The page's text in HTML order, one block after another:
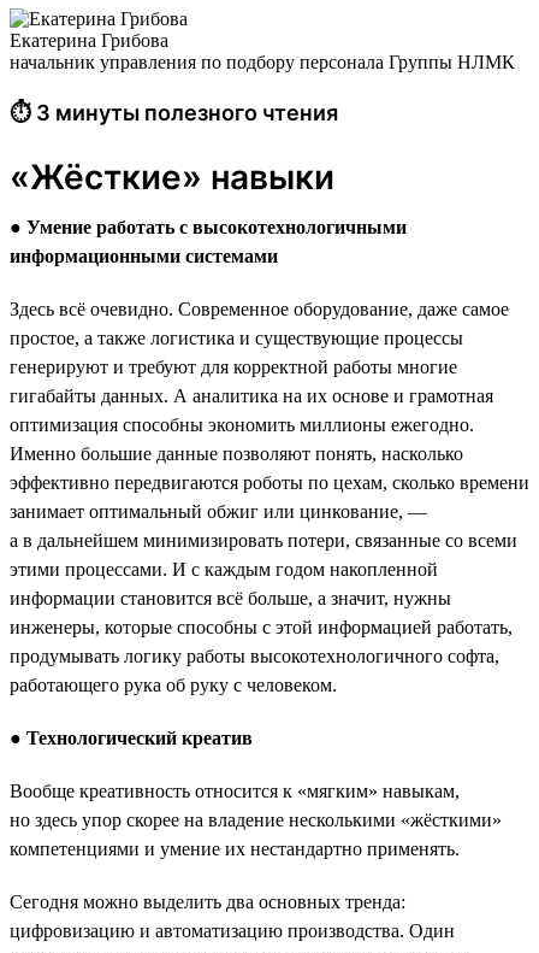
Екатерина Грибова
начальник управления по подбору персонала Группы НЛМК
⏱ 3 минуты полезного чтения
«Жёсткие» навыки
● Умение работать с высокотехнологичными
информационными системами
Здесь всё очевидно. Современное оборудование, даже самое
простое, а также логистика и существующие процессы
генерируют и требуют для корректной работы многие
гигабайты данных. А аналитика на их основе и грамотная
оптимизация способны экономить миллионы ежегодно.
Именно большие данные позволяют понять, насколько
эффективно передвигаются роботы по цехам, сколько времени
занимает оптимальный обжиг или цинкование, —
а в дальнейшем минимизировать потери, связанные со всеми
этими процессами. И с каждым годом накопленной
информации становится всё больше, а значит, нужны
инженеры, которые способны с этой информацией работать,
продумывать логику работы высокотехнологичного софта,
работающего рука об руку с человеком.
● Технологический креатив
Вообще креативность относится к «мягким» навыкам,
но здесь упор скорее на владение несколькими «жёсткими»
компетенциями и умение их нестандартно применять.
Сегодня можно выделить два основных тренда:
цифровизацию и автоматизацию производства. Один